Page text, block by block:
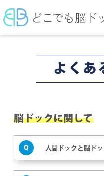
どこでも脳ド
脳ドックに関して
Q 人間ドックと脳ド